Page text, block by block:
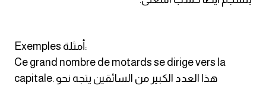
كلمات بحرف w
Exemples أمثلة:
Ce grand nombre de motards se dirige vers la
capitale. هذا العدد الكبير من السائقين يتجه نحو